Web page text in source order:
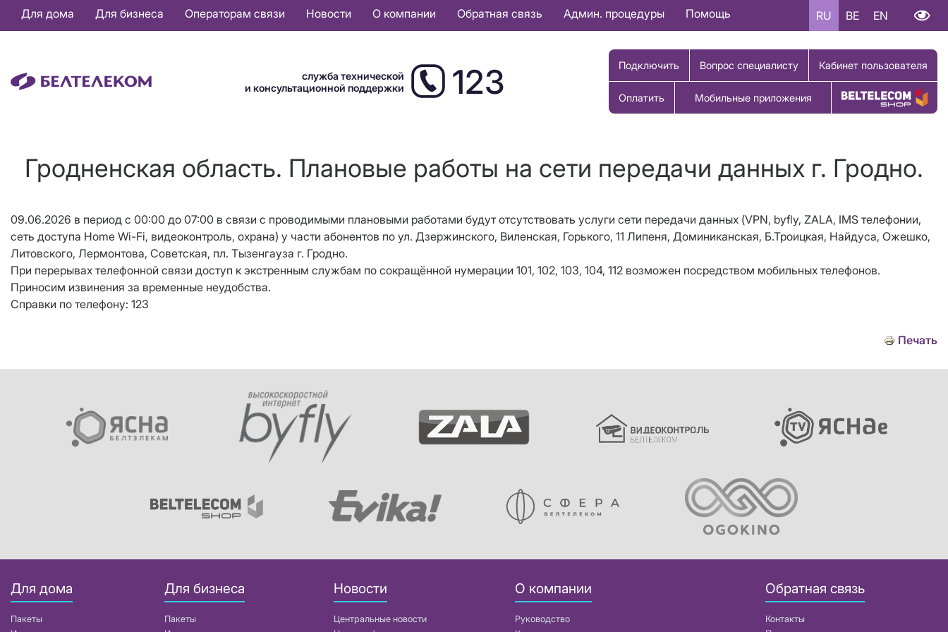
Основная
навигация
Для дома Для бизнеса Операторам связи Новости О компании Обратная связь Админ. процедуры Помощь RU BE EN
служба технической
и консультационной поддержки
123 Подключить Вопрос специалисту Кабинет пользователя
Оплатить Мобильные приложения Купить товар
Гродненская область. Плановые работы на сети передачи данных г. Гродно.
09.06.2026 в период с 00:00 до 07:00 в связи с проводимыми плановыми работами будут отсутствовать услуги сети передачи данных (VPN, byfly, ZALA, IMS телефонии,
сеть доступа Home Wi-Fi, видеоконтроль, охрана) у части абонентов по ул. Дзержинского, Виленская, Горького, 11 Липеня, Доминиканская, Б.Троицкая, Найдуса, Ожешко,
Литовского, Лермонтова, Советская, пл. Тызенгауза г. Гродно.
При перерывах телефонной связи доступ к экстренным службам по сокращённой нумерации 101, 102, 103, 104, 112 возможен посредством мобильных телефонов.
Приносим извинения за временные неудобства.
Справки по телефону: 123
Печать
Для дома
Пакеты
Для бизнеса
Пакеты
Новости
Центральные новости
О компании
Руководство
Обратная связь
Контакты